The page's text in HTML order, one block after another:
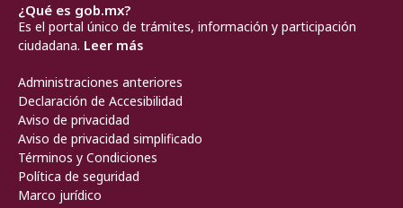
¿Qué es gob.mx?
Es el portal único de trámites, información y participación
ciudadana. Leer más
Administraciones anteriores
Declaración de Accesibilidad
Aviso de privacidad
Aviso de privacidad simplificado
Términos y Condiciones
Política de seguridad
Marco jurídico